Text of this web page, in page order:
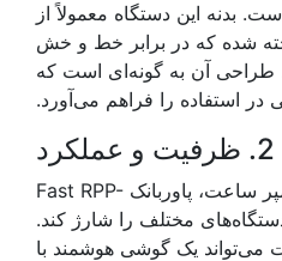
بدنه این دستگاه معمولاً از
شده که در برابر خط و خش
طراحی آن به گونه‌ای است که
استفاده را فراهم می‌آورد.
2. ظرفیت و عملکرد
با ظرفیت 20000 میلی‌آمپر ساعت، پاوربانک Fast RPP-
دستگاه‌های مختلف را شارژ کند.
می‌تواند یک گوشی هوشمند با